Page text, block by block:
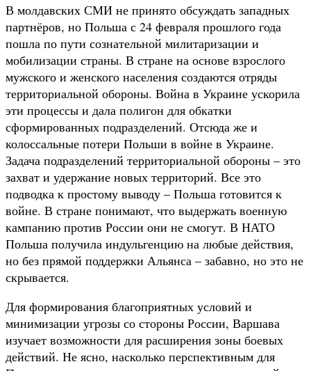
В молдавских СМИ не принято обсуждать западных
партнёров, но Польша с 24 февраля прошлого года
пошла по пути сознательной милитаризации и
мобилизации страны. В стране на основе взрослого
мужского и женского населения создаются отряды
территориальной обороны. Война в Украине ускорила
эти процессы и дала полигон для обкатки
сформированных подразделений. Отсюда же и
колоссальные потери Польши в войне в Украине.
Задача подразделений территориальной обороны – это
захват и удержание новых территорий. Все это
подводка к простому выводу – Польша готовится к
войне. В стране понимают, что выдержать военную
кампанию против России они не смогут. В НАТО
Польша получила индульгенцию на любые действия,
но без прямой поддержки Альянса – забавно, но это не
скрывается.
Для формирования благоприятных условий и
минимизации угрозы со стороны России, Варшава
изучает возможности для расширения зоны боевых
действий. Не ясно, насколько перспективным для